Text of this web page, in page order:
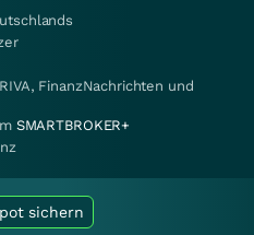
FinanzNachrichten und
SMARTBROKER+
sichern